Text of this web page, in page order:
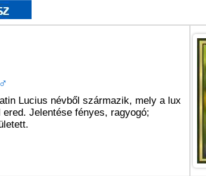
♂
Lucius névből származik, mely a lux
Jelentése fényes, ragyogó;